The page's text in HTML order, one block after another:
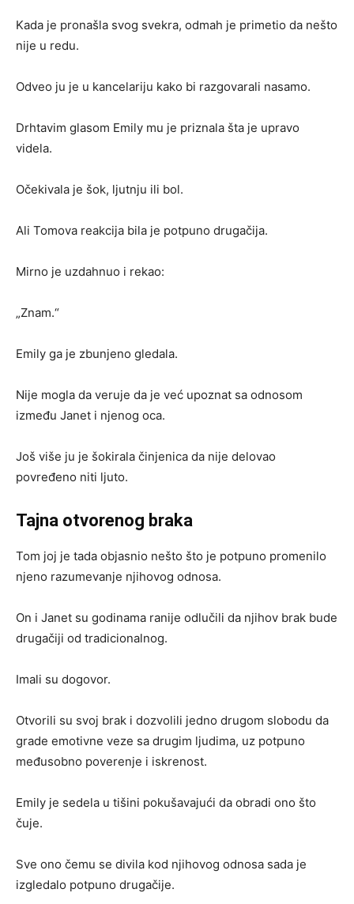
Kada je pronašla svog svekra, odmah je primetio da nešto
nije u redu.
Odveo ju je u kancelariju kako bi razgovarali nasamo.
Drhtavim glasom Emily mu je priznala šta je upravo
videla.
Očekivala je šok, ljutnju ili bol.
Ali Tomova reakcija bila je potpuno drugačija.
Mirno je uzdahnuo i rekao:
„Znam.“
Emily ga je zbunjeno gledala.
Nije mogla da veruje da je već upoznat sa odnosom
između Janet i njenog oca.
Još više ju je šokirala činjenica da nije delovao
povređeno niti ljuto.
Tajna otvorenog braka
Tom joj je tada objasnio nešto što je potpuno promenilo
njeno razumevanje njihovog odnosa.
On i Janet su godinama ranije odlučili da njihov brak bude
drugačiji od tradicionalnog.
Imali su dogovor.
Otvorili su svoj brak i dozvolili jedno drugom slobodu da
grade emotivne veze sa drugim ljudima, uz potpuno
međusobno poverenje i iskrenost.
Emily je sedela u tišini pokušavajući da obradi ono što
čuje.
Sve ono čemu se divila kod njihovog odnosa sada je
izgledalo potpuno drugačije.